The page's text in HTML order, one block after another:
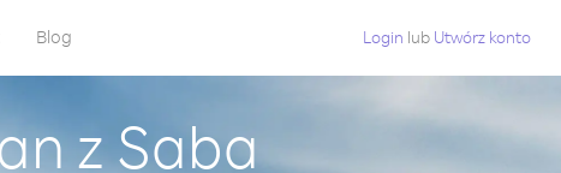
Blog Login lub Utwórz konto
z Saba